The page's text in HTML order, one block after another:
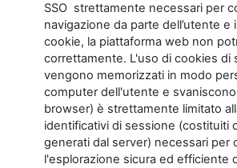
SSO strettamente necessari per
navigazione da parte dell’utente e
cookie, la piattaforma web non
correttamente. L'uso di cookies di
vengono memorizzati in modo
computer dell'utente e
browser) è strettamente limitato
identificativi di sessione (costituiti
generati dal server) necessari per
l'esplorazione sicura ed efficiente